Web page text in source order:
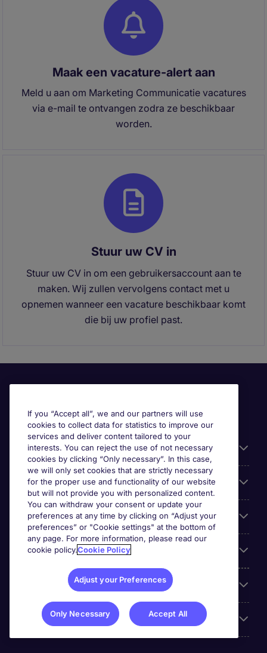
Maak een vacature-alert aan
Meld u aan om Marketing Communicatie vacatures
via e-mail te ontvangen zodra ze beschikbaar
worden.
Stuur uw CV in
Stuur uw CV in om een gebruikersaccount aan te
maken. Wij zullen vervolgens contact met u
opnemen wanneer een vacature beschikbaar komt
die bij uw profiel past.
Useful information
Prix
Look for jobs in
Trends
For employers
More Michael Page
If you “Accept all”, we and our partners will use
cookies to collect data for statistics to improve our
services and deliver content tailored to your
interests. You can reject the use of not necessary
cookies by clicking “Only necessary”. In this case,
we will only set cookies that are strictly necessary
for the proper use and functionality of our website
but will not provide you with personalized content.
You can withdraw your consent or update your
preferences at any time by clicking on “Adjust your
preferences” or "Cookie settings" at the bottom of
any page. For more information, please read our
cookie policy.Cookie Policy
Adjust your Preferences
Only Necessary Accept All